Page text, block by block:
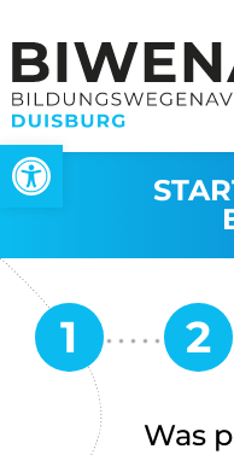
Werkzeugleiste öffnen
Was